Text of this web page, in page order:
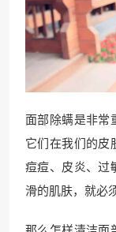
面部除螨是非常
它们在我们的皮
痘痘、皮炎、过
滑的肌肤，就必